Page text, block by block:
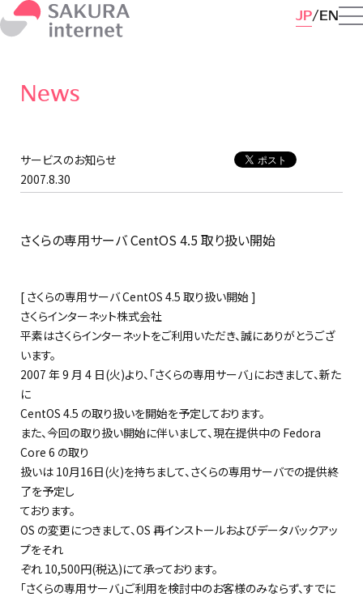
JP EN
News
サービスのお知らせ
2007.8.30
さくらの専用サーバ CentOS 4.5 取り扱い開始
[ さくらの専用サーバ CentOS 4.5 取り扱い開始 ]
さくらインターネット株式会社
平素はさくらインターネットをご利用いただき、誠にありがとうござ
います。
2007 年 9 月 4 日(火)より、「さくらの専用サーバ」におきまして、新た
に
CentOS 4.5 の取り扱いを開始を予定しております。
また、今回の取り扱い開始に伴いまして、現在提供中の Fedora
Core 6 の取り
扱いは 10月16日(火)を持ちまして、さくらの専用サーバでの提供終
了を予定し
ております。
OS の変更につきまして、OS 再インストールおよびデータバックアッ
プをそれ
ぞれ 10,500円(税込)にて承っております。
「さくらの専用サーバ」ご利用を検討中のお客様のみならず、すでに